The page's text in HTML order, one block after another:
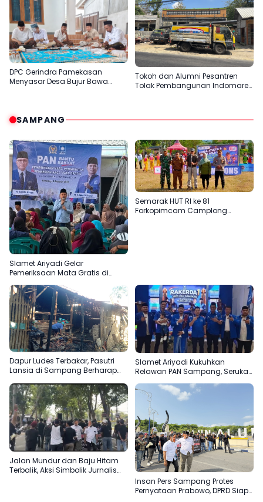
DPC Gerindra Pamekasan
Menyasar Desa Bujur Bawa
Tokoh dan Alumni Pesantren
Tolak Pembangunan Indomaret
SAMPANG
Slamet Ariyadi Gelar
Pemeriksaan Mata Gratis di
Menjadikan Madura Basis PAN
Semarak HUT RI ke 81
Forkopimcam Camplong
Dapur Ludes Terbakar, Pasutri
Lansia di Sampang Berharap
Slamet Ariyadi Kukuhkan
Relawan PAN Sampang, Serukan
Partai di Madura
Jalan Mundur dan Baju Hitam
Terbalik, Aksi Simbolik Jurnalis
Insan Pers Sampang Protes
Pernyataan Prabowo, DPRD Siap